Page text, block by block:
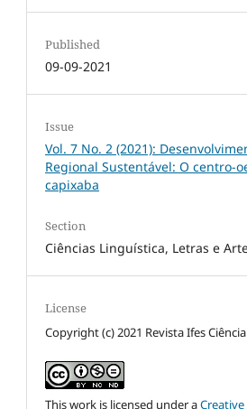
Published
09-09-2021
Issue
Vol. 7 No. 2 (2021):
Regional Sustentável: O centro-
capixaba
Section
Ciências Linguística, Letras e
License
Copyright (c) 2021 Revista Ifes Ciência
This work is licensed under aCreative